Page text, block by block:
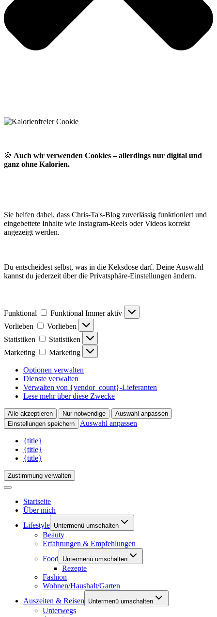
🍪 Auch wir verwenden Cookies – allerdings nur digital und
ganz ohne Kalorien.
Sie helfen dabei, dass Chris-Ta's-Blog zuverlässig funktioniert und
eingebettete Inhalte wie Instagram-Reels oder Videos korrekt
angezeigt werden.
Du entscheidest selbst, was in die Keksdose darf. Deine Auswahl
kannst du jederzeit über die Privatsphäre-Einstellungen ändern.
Funktional Funktional Immer aktiv
Vorlieben
Vorlieben
Statistiken
Statistiken
Marketing
Marketing
Optionen verwalten
Dienste verwalten
Verwalten von {vendor_count}-Lieferanten
Lese mehr über diese Zwecke
Alle akzeptieren Nur notwendige
Auswahl anpassen
Einstellungen speichern
Auswahl anpassen
{title}
{title}
{title}
Zustimmung verwalten
Startseite
Über mich
Lifestyle Untermenü umschalten
Beauty
Erfahrungen & Empfehlungen
Food
Untermenü umschalten
Rezepte
Fashion
Wohnen/Haushalt/Garten
Auszeiten & Reisen
Untermenü umschalten
Unterwegs